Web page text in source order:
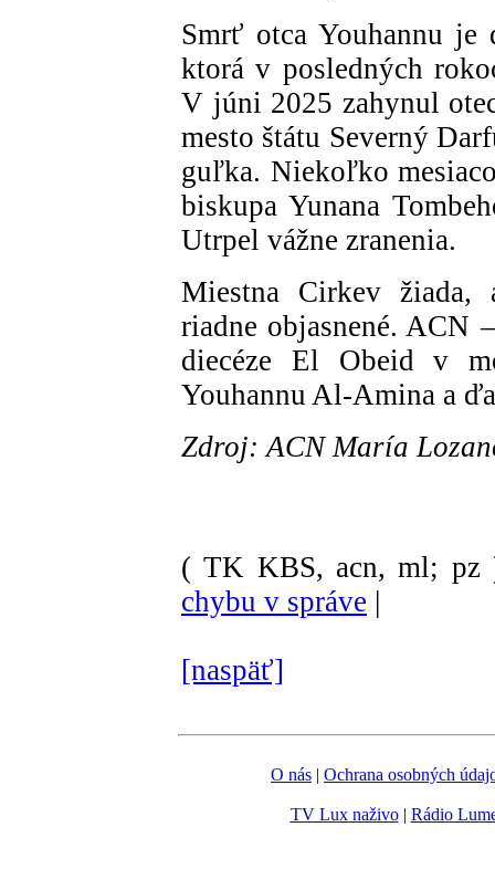
Smrť otca Youhannu je
ktorá v posledných
V júni 2025 zahynul
mesto štátu Severný
guľka. Niekoľko
biskupa Yunana
Utrpel vážne zranenia.
Miestna Cirkev
riadne objasnené. ACN
diecéze El Obeid v
Youhannu Al-Amina a
Zdroj: ACN María
( TK KBS, acn, ml; pz
chybu v správe |
[naspäť]
O nás | Ochrana osobných
TV Lux naživo| Rádio